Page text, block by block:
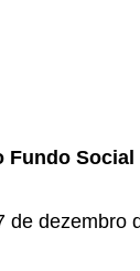
Fundo
de dezembro